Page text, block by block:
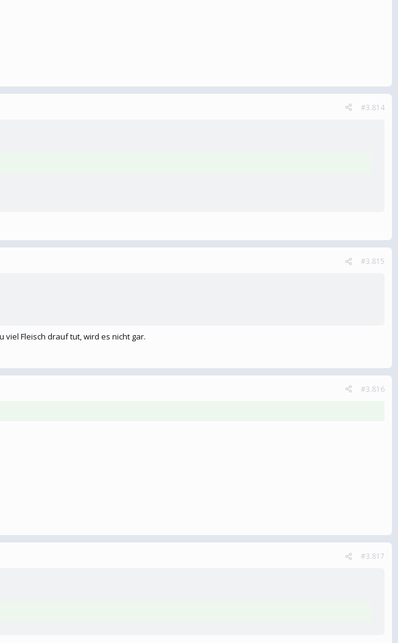
#3.814
#3.815
Fleisch drauf tut, wird es nicht gar.
#3.816
#3.817